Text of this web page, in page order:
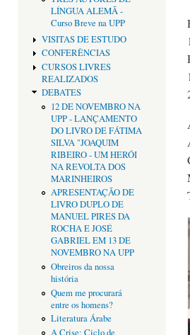
LÍNGUA ALEMÃ -
Curso Breve na UPP
VISITAS DE ESTUDO
CONFERÊNCIAS
CURSOS LIVRES
REALIZADOS
DEBATES
12 DE NOVEMBRO NA
UPP - LANÇAMENTO
DO LIVRO DE FÁTIMA
SILVA "JOAQUIM
RIBEIRO - UM HERÓI
NA REVOLTA DOS
MARINHEIROS
APRESENTAÇÃO DE
LIVRO DUPLO DE
MANUEL PIRES DA
ROCHA E JOSÉ
GABRIEL EM 13 DE
NOVEMBRO NA UPP
Obreiros da nossa
história
Quem me procurará
entre os homens?
Literatura Árabe
A Crise: Ciclo de